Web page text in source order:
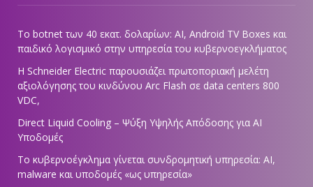
Το botnet των 40 εκατ. δολαρίων: AI, Android TV Boxes και
παιδικό λογισμικό στην υπηρεσία του κυβερνοεγκλήματος
Η Schneider Electric παρουσιάζει πρωτοποριακή μελέτη
αξιολόγησης του κινδύνου Arc Flash σε data centers 800
VDC,
Direct Liquid Cooling – Ψύξη Υψηλής Απόδοσης για AI
Υποδομές
Το κυβερνοέγκλημα γίνεται συνδρομητική υπηρεσία: AI,
malware και υποδομές «ως υπηρεσία»